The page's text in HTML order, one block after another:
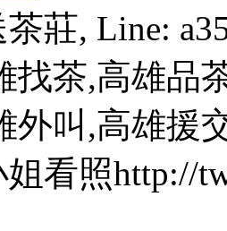
莊, Line:
找茶,高雄品
外叫,高雄援
看照http://